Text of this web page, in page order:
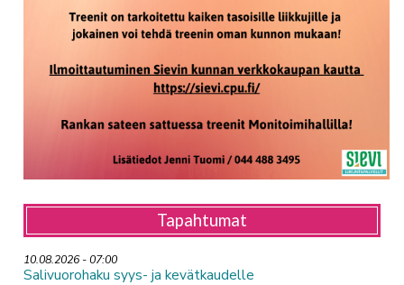
Tapahtumat
10.08.2026 - 07:00
Salivuorohaku syys- ja kevätkaudelle